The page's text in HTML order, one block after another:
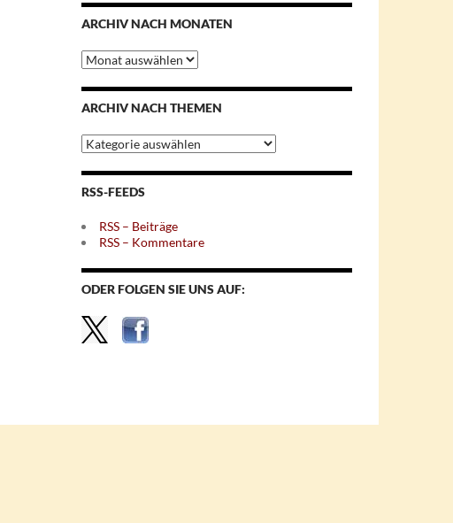
ARCHIV NACH MONATEN
Archiv
nach
Monaten
ARCHIV NACH THEMEN
Archiv
nach
Themen
RSS-FEEDS
RSS – Beiträge
RSS – Kommentare
ODER FOLGEN SIE UNS AUF: